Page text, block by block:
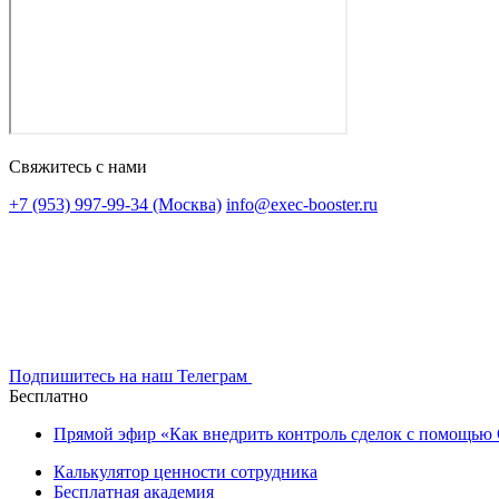
Свяжитесь с нами
+7 (953) 997-99-34 (Москва) info@exec-booster.ru
Подпишитесь на наш Телеграм
Бесплатно
Прямой эфир «Как внедрить контроль сделок с помощью
Калькулятор ценности сотрудника
Бесплатная академия